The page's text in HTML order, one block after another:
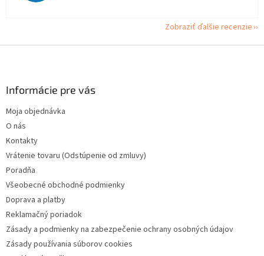
Zobraziť ďalšie recenzie
Informácie pre vás
Moja objednávka
O nás
Kontakty
Vrátenie tovaru (Odstúpenie od zmluvy)
Poradňa
Všeobecné obchodné podmienky
Doprava a platby
Reklamačný poriadok
Zásady a podmienky na zabezpečenie ochrany osobných údajov
Zásady používania súborov cookies